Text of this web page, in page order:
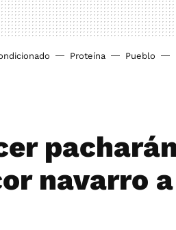
Proteína Pueblo
navarro a